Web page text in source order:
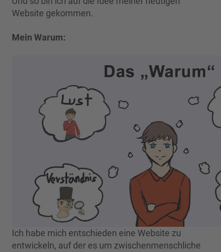
Website gekommen.
Mein Warum:
Ich habe mich entschieden eine Website zu
entwickeln, auf der es um zwischenmenschliche